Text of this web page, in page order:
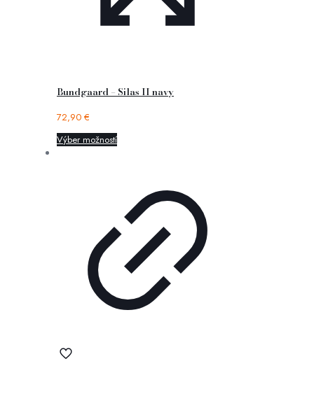
Bundgaard – Silas II navy
72,90 €
Výber možností